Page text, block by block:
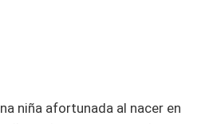
hombre es extremadamente
le haga sentir vulnerable, no
niña afortunada al nacer en